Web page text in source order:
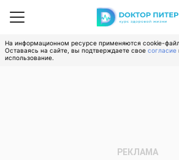
На информационном ресурсе применяются cookie-
Оставаясь на сайте, вы подтверждаете свое согласие
использование.